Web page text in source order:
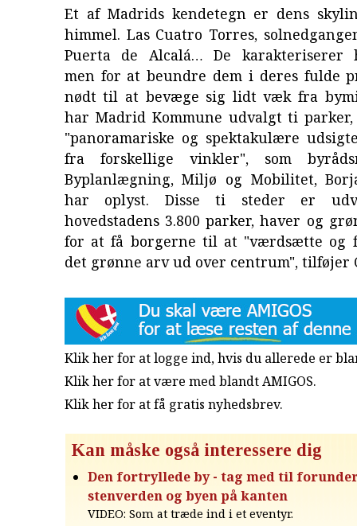
Et af Madrids kendetegn er dens
himmel. Las Cuatro Torres,
Puerta de Alcalá… De karakteriserer
men for at beundre dem i deres fulde
nødt til at bevæge sig lidt væk fra
har Madrid Kommune udvalgt ti
"panoramariske og spektakulære
fra forskellige vinkler", som
Byplanlægning, Miljø og Mobilitet,
har oplyst. Disse ti steder er
hovedstadens 3.800 parker, haver og
for at få borgerne til at "værdsætte og
det grønne arv ud over centrum", tilføjer
Klik her for at logge ind, hvis du allerede er
Klik her for at være med blandt AMIGOS.
Klik her for at få gratis nyhedsbrev.
Kan måske også interessere dig
Den fortryllede by - tag med til
stenverden og byen på kanten
VIDEO: Som at træde ind i et eventyr.